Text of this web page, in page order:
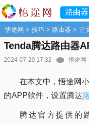
路由器
悟途网 > 技巧 > 路由器 > 正
Tenda腾达路由器
2024-07-20 17:32 悟途网
在本文中，悟途网
的APP软件，设置腾达
腾达官方提供的